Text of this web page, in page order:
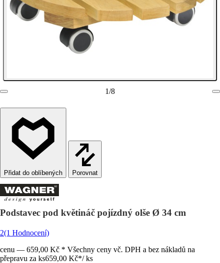
1/8
Porovnat
Podstavec pod květináč pojízdný olše Ø 34 cm
2(1 Hodnocení)
cenu — 659,00 Kč * Všechny ceny vč. DPH a bez nákladů na
přepravu za ks659,00 Kč*/ ks